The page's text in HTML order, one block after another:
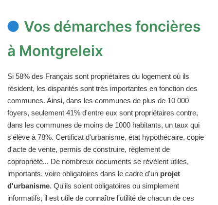
Vos démarches foncières
à Montgreleix
Si 58% des Français sont propriétaires du logement où ils
résident, les disparités sont très importantes en fonction des
communes. Ainsi, dans les communes de plus de 10 000
foyers, seulement 41% d'entre eux sont propriétaires contre,
dans les communes de moins de 1000 habitants, un taux qui
s'élève à 78%. Certificat d'urbanisme, état hypothécaire, copie
d'acte de vente, permis de construire, règlement de
copropriété... De nombreux documents se révèlent utiles,
importants, voire obligatoires dans le cadre d'un projet
d'urbanisme. Qu'ils soient obligatoires ou simplement
informatifs, il est utile de connaître l'utilité de chacun de ces